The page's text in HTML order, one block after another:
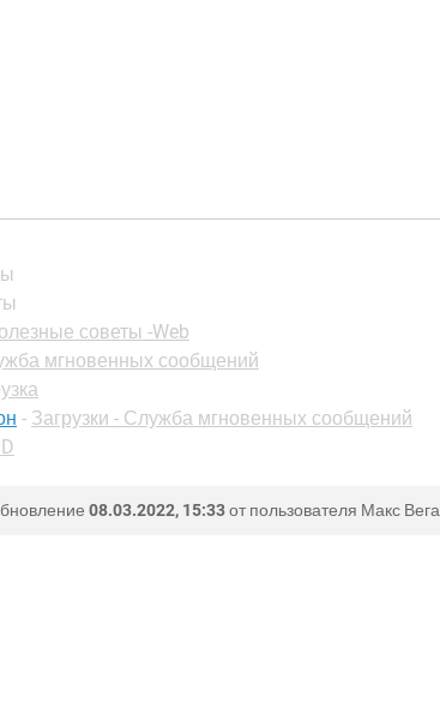
советы -Web
мгновенных сообщений
- Загрузки - Служба мгновенных сообщений
08.03.2022, 15:33от пользователя Макс Вега